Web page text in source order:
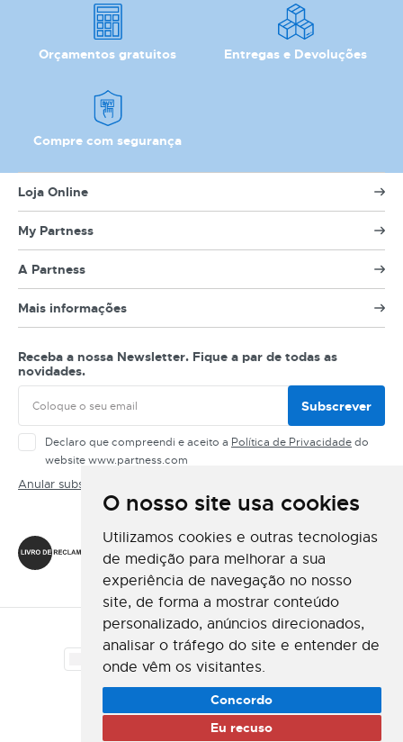
O nosso site usa cookies
Utilizamos cookies e outras tecnologias
de medição para melhorar a sua
experiência de navegação no nosso
site, de forma a mostrar conteúdo
personalizado, anúncios direcionados,
analisar o tráfego do site e entender de
onde vêm os visitantes.
Concordo
Eu recuso
Orçamentos gratuitos Entregas e Devoluções
Compre com segurança
Loja Online
My Partness
A Partness
Mais informações
Receba a nossa Newsletter. Fique a par de todas as
novidades.
Subscrever
Declaro que compreendi e aceito a Política de Privacidadedo
website www.partness.com
Anular subscrição
Método de Pagamento
Método de Envio
MODELO